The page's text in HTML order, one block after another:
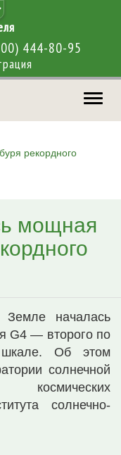
444-80-95
меню
рекордного
мощная
началась
G4 — второго по
шкале. Об этом
солнечной
космических
солнечно-